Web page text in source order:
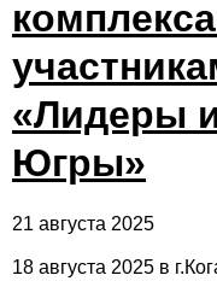
«Лидеры
Югры»
21 августа 2025
18 августа 2025 в